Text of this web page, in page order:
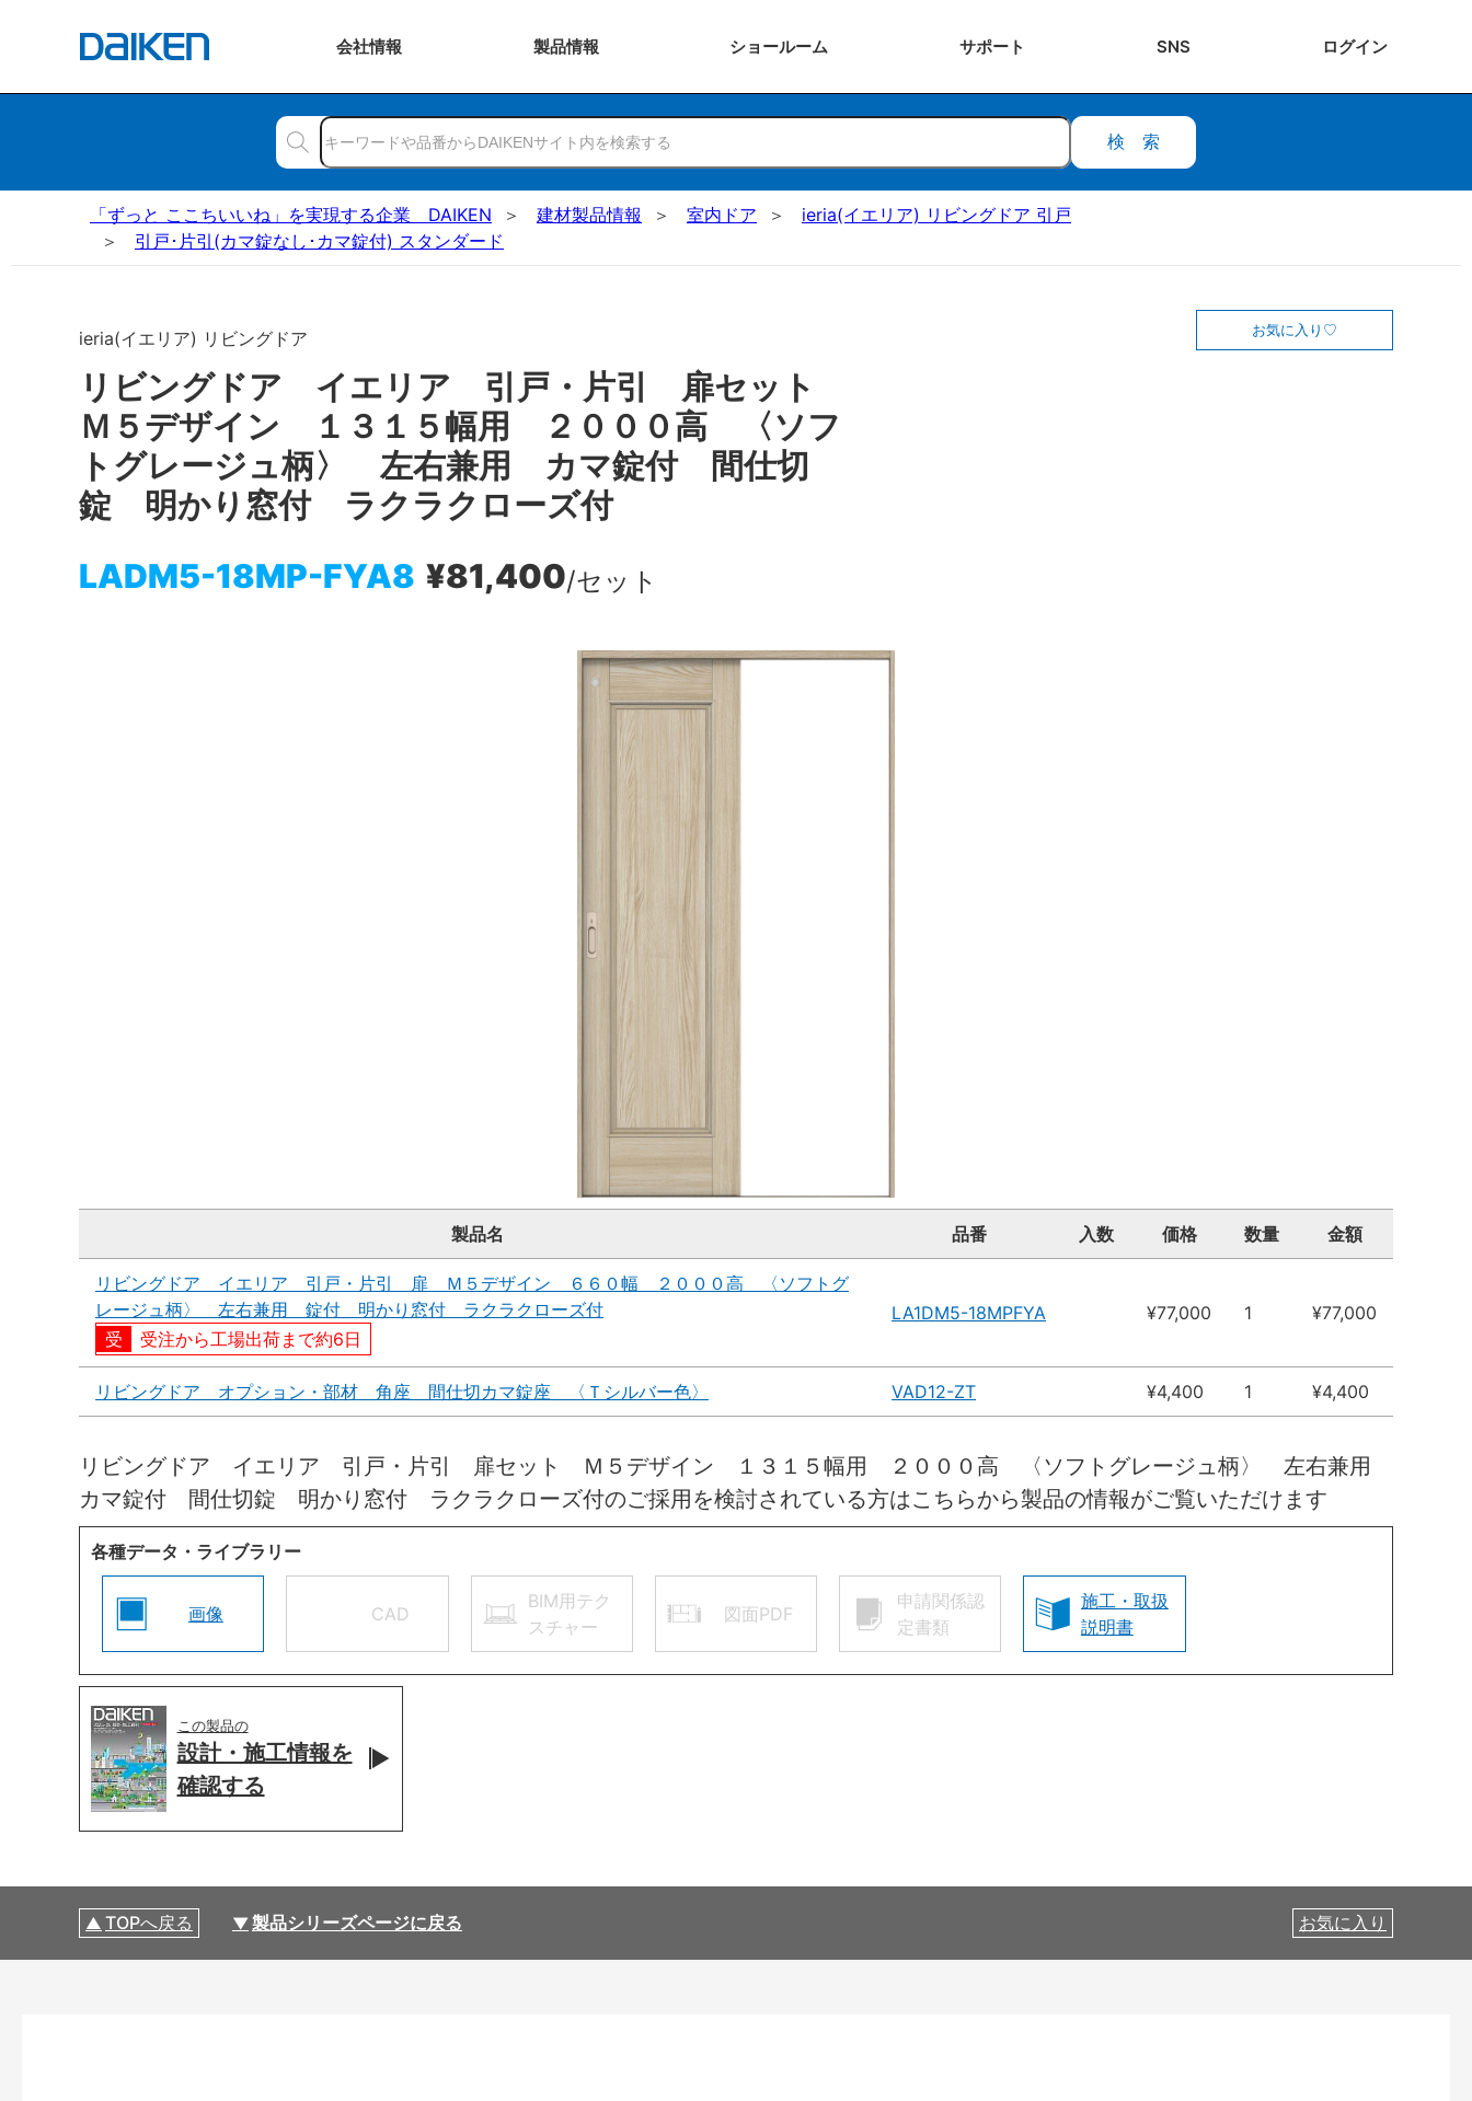
会社情報 製品情報 ショールーム サポート SNS ログイン
検索
「ずっと ここちいいね」を実現する企業 DAIKEN 建材製品情報 室内ドア
ieria(イエリア) リビングドア 引戸
引戸･片引(カマ錠なし･カマ錠付) スタンダード
ieria(イエリア) リビングドア
リビングドア イエリア 引戸・片引 扉セット
Ｍ５デザイン １３１５幅用 ２０００高 〈ソフ
トグレージュ柄〉 左右兼用 カマ錠付 間仕切
錠 明かり窓付 ラクラクローズ付
LADM5-18MP-FYA8 ¥81,400/セット
お気に入り
製品名 品番 入数 価格 数量 金額
リビングドア イエリア 引戸・片引 扉 Ｍ５デザイン ６６０幅 ２０００高 〈ソフトグ
レージュ柄〉 左右兼用 錠付 明かり窓付 ラクラクローズ付
受注から工場出荷まで約6日
LA1DM5-18MPFYA ¥77,000 1 ¥77,000
リビングドア オプション・部材 角座 間仕切カマ錠座 〈Ｔシルバー色〉 VAD12-ZT ¥4,400 1 ¥4,400
リビングドア イエリア 引戸・片引 扉セット Ｍ５デザイン １３１５幅用 ２０００高 〈ソフトグレージュ柄〉 左右兼用
カマ錠付 間仕切錠 明かり窓付 ラクラクローズ付のご採用を検討されている方はこちらから製品の情報がご覧いただけます
各種データ・ライブラリー
画像 CAD
BIM用テク
スチャー
図面PDF
申請関係認
定書類
施工・取扱
説明書
この製品の
設計・施工情報を
確認する
TOPへ戻る 製品シリーズページに戻る お気に入り